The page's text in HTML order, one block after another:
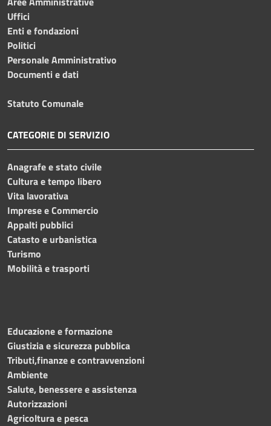
Uffici
Enti e fondazioni
Politici
Personale Amministrativo
Documenti e dati
Statuto Comunale
CATEGORIE DI SERVIZIO
Anagrafe e stato civile
Cultura e tempo libero
Vita lavorativa
Imprese e Commercio
Appalti pubblici
Catasto e urbanistica
Turismo
Mobilità e trasporti
Educazione e formazione
Giustizia e sicurezza pubblica
Tributi,finanze e contravvenzioni
Ambiente
Salute, benessere e assistenza
Autorizzazioni
Agricoltura e pesca